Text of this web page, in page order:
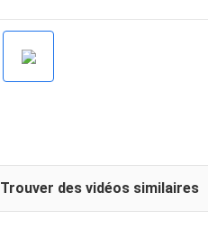
Trouver des vidéos similaires